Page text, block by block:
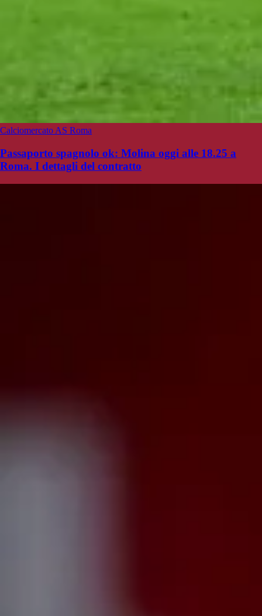
Calciomercato AS Roma
Passaporto spagnolo ok: Molina oggi alle 18.25 a
Roma. I dettagli del contratto